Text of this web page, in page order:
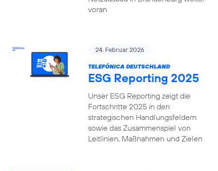
voran
24. Februar 2026
TELEFÓNICA DEUTSCHLAND
ESG Reporting 2025
Unser ESG Reporting zeigt die
Fortschritte 2025 in den
strategischen Handlungsfeldern
sowie das Zusammenspiel von
Leitlinien, Maßnahmen und Zielen